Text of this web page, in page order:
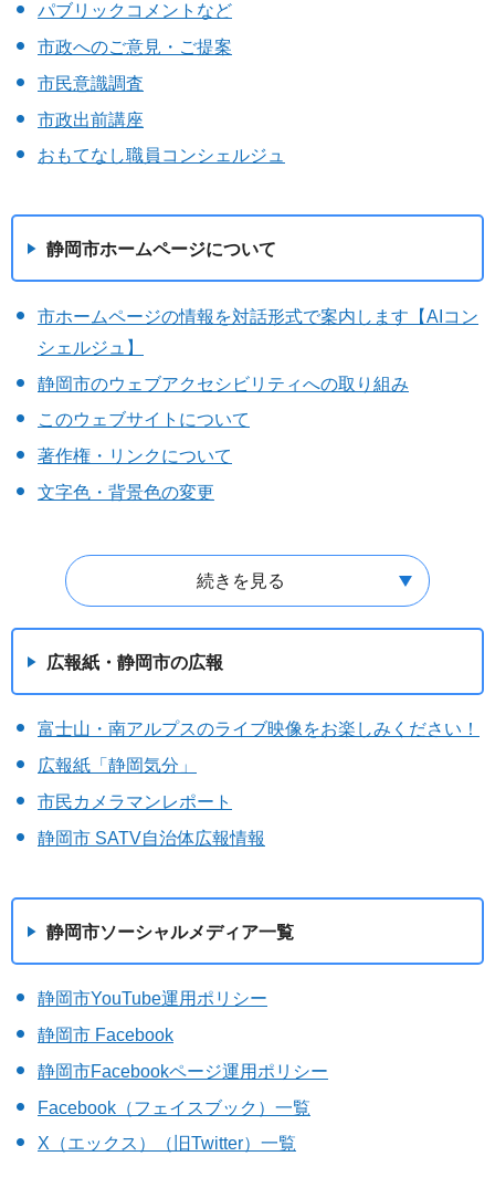
パブリックコメントなど
市政へのご意見・ご提案
市民意識調査
市政出前講座
おもてなし職員コンシェルジュ
静岡市ホームページについて
市ホームページの情報を対話形式で案内します【AIコン
シェルジュ】
静岡市のウェブアクセシビリティへの取り組み
このウェブサイトについて
著作権・リンクについて
文字色・背景色の変更
続きを見る
広報紙・静岡市の広報
富士山・南アルプスのライブ映像をお楽しみください！
広報紙「静岡気分」
市民カメラマンレポート
静岡市 SATV自治体広報情報
静岡市ソーシャルメディア一覧
静岡市YouTube運用ポリシー
静岡市 Facebook
静岡市Facebookページ運用ポリシー
Facebook（フェイスブック）一覧
X（エックス）（旧Twitter）一覧